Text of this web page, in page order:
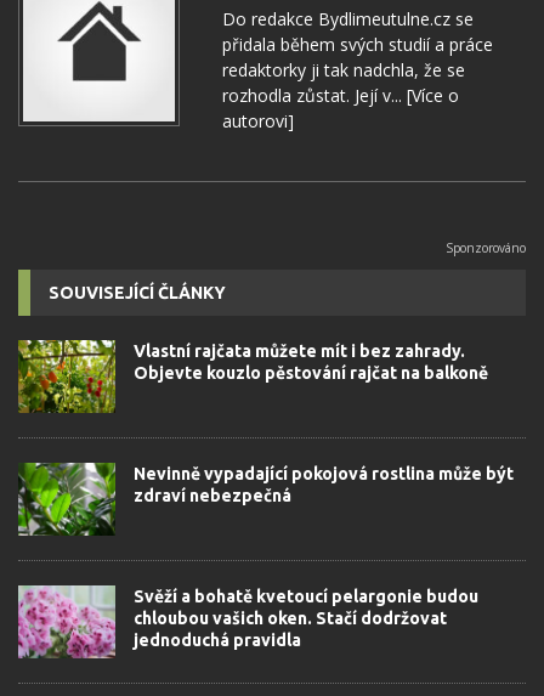
Do redakce Bydlimeutulne.cz se
přidala během svých studií a práce
redaktorky ji tak nadchla, že se
rozhodla zůstat. Její v... [Více o
autorovi]
SOUVISEJÍCÍ ČLÁNKY
Vlastní rajčata můžete mít i bez zahrady.
Objevte kouzlo pěstování rajčat na balkoně
Nevinně vypadající pokojová rostlina může být
zdraví nebezpečná
Svěží a bohatě kvetoucí pelargonie budou
chloubou vašich oken. Stačí dodržovat
jednoduchá pravidla